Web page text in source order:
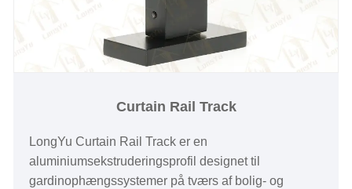
Curtain Rail Track
LongYu Curtain Rail Track er en
aluminiumsekstruderingsprofil designet til
gardinophængssystemer på tværs af bolig- og